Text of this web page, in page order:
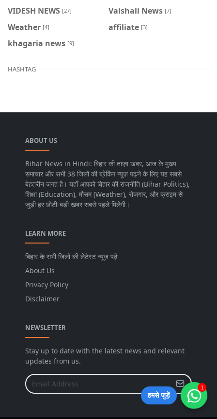
VIDESH NEWS [27] Vaishali News [7]
Weather [4] affiliate [3]
khagaria news [9]
HASHTAG
ABOUT US
Bihar News in Hindi: बिहार की ताज़ा खबर, आज के मुख्य
समाचार और सभी 38 जिलों की ब्रेकिंग न्यूज़ पढ़ने के लिए यह सबसे
बेहतरीन जगह है। यहाँ आपको बिहार की राजनीति (Bihar Politics),
शिक्षा (Education), मौसम (Weather), रोजगार, और क्राइम से
जुड़ी हर छोटी-बड़ी खबर सबसे पहले मिलेगी।
LEARN MORE
बिहार के सभी जिलों की लेटेस्ट न्यूज़ पढ़ें
About Us
Privacy Policy
Disclaimer
NEWSLETTER
Stay up to date with the latest news and relevant
updates from us.
हमसे जुड़ें
1